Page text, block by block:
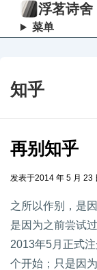
浮茗诗舍
菜单
知乎
再别知乎
发表于2014 年 5 月 23
之所以作别，是
是因为之前尝试
2013年5月正式
个开始；只是因